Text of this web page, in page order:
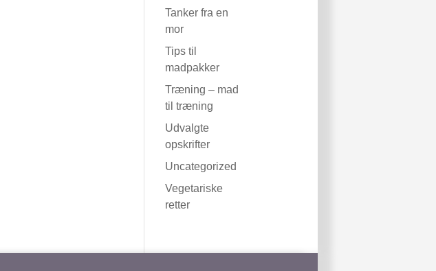
Tanker fra en
mor
Tips til
madpakker
Træning – mad
til træning
Udvalgte
opskrifter
Uncategorized
Vegetariske
retter